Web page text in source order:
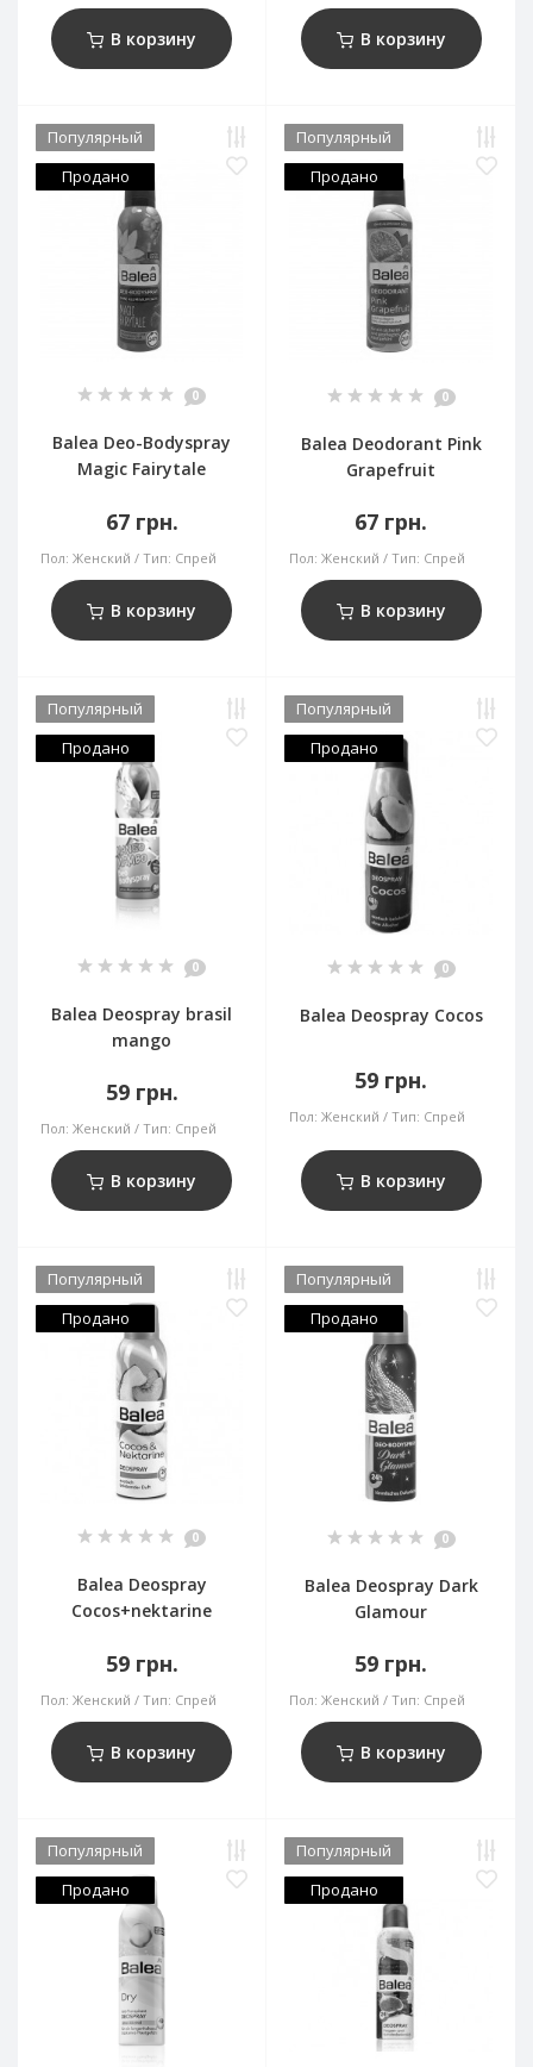
В корзину В корзину
Популярный
Продано
0
Balea Deo-Bodyspray
Magic Fairytale
67 грн.
Пол: Женский Тип: Спрей
В корзину
Популярный
Продано
0
Balea Deodorant Pink
Grapefruit
67 грн.
Пол: Женский Тип: Спрей
В корзину
Популярный
Продано
0
Balea Deospray brasil
mango
59 грн.
Пол: Женский Тип: Спрей
В корзину
Популярный
Продано
0
Balea Deospray Cocos
59 грн.
Пол: Женский Тип: Спрей
В корзину
Популярный
Продано
0
Balea Deospray
Cocos+nektarine
59 грн.
Пол: Женский Тип: Спрей
В корзину
Популярный
Продано
0
Balea Deospray Dark
Glamour
59 грн.
Пол: Женский Тип: Спрей
В корзину
Популярный
Продано
Популярный
Продано